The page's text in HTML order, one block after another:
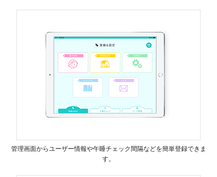
管理画面からユーザー情報や午睡チェック間隔などを簡単登録できま
す。